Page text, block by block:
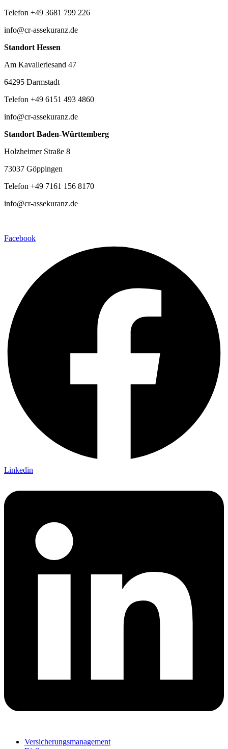
Telefon +49 3681 799 226
info@cr-assekuranz.de
Standort Hessen
Am Kavalleriesand 47
64295 Darmstadt
Telefon +49 6151 493 4860
info@cr-assekuranz.de
Standort Baden-Württemberg
Holzheimer Straße 8
73037 Göppingen
Telefon +49 7161 156 8170
info@cr-assekuranz.de
Facebook
Linkedin
Versicherungsmanagement